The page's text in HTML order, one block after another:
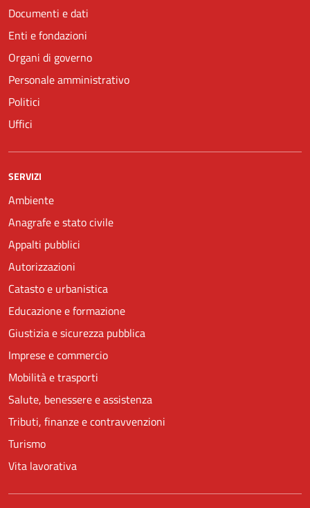
Documenti e dati
Enti e fondazioni
Organi di governo
Personale amministrativo
Politici
Uffici
SERVIZI
Ambiente
Anagrafe e stato civile
Appalti pubblici
Autorizzazioni
Catasto e urbanistica
Educazione e formazione
Giustizia e sicurezza pubblica
Imprese e commercio
Mobilità e trasporti
Salute, benessere e assistenza
Tributi, finanze e contravvenzioni
Turismo
Vita lavorativa